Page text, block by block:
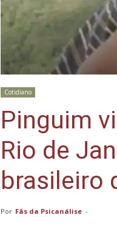
Cotidiano
Pinguim
Rio de
brasileiro
Por Fãs da Psicanálise -